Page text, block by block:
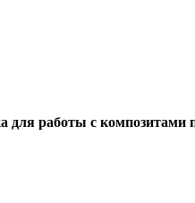
для работы с композитами